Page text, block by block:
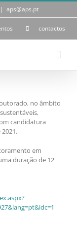
| aps@aps.pt
contactos
no âmbito
candidatura
em
duração de 12